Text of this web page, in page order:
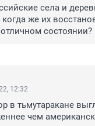
села и
же их
состоянии?
12:32
в тьмутаракане
чем